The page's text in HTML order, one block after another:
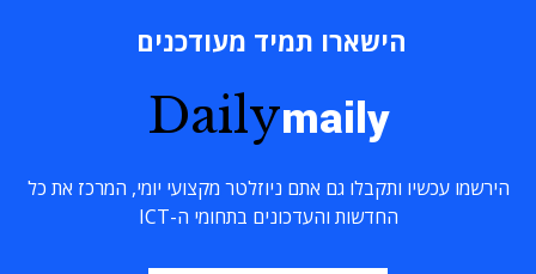
הישארו תמיד מעודכנים
Dailymaily
הירשמו עכשיו ותקבלו גם אתם ניוזלטר מקצועי יומי, המרכז את כל
החדשות והעדכונים בתחומי ה-ICT